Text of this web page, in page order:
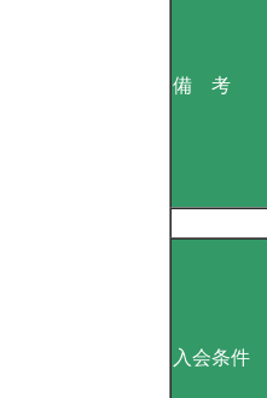
備 考
入会条件